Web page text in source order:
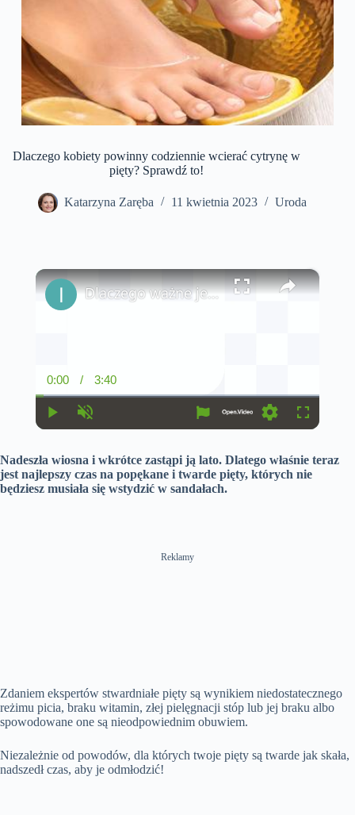
Dlaczego kobiety powinny codziennie wcierać cytrynę w
pięty? Sprawdź to!
Katarzyna Zaręba 11 kwietnia 2023 Uroda
×
y
u
t
e
C
u
r
e
t
T
i
m
0:00 /
D
u
t
o
n
3:40
t
i
n
l
s
c
Dlaczego ważne jest, aby włożyć cytrynę do pralki?
Nadeszła wiosna i wkrótce zastąpi ją lato. Dlatego właśnie teraz
jest najlepszy czas na popękane i twarde pięty, których nie
będziesz musiała się wstydzić w sandałach.
Reklamy
Zdaniem ekspertów stwardniałe pięty są wynikiem niedostatecznego
reżimu picia, braku witamin, złej pielęgnacji stóp lub jej braku albo
spowodowane one są nieodpowiednim obuwiem.
Niezależnie od powodów, dla których twoje pięty są twarde jak skała,
nadszedł czas, aby je odmłodzić!